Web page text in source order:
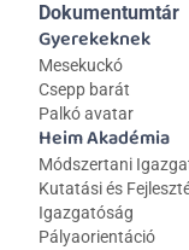
Gyerekeknek
Mesekuckó
Csepp barát
Palkó avatar
Heim Akadémia
Módszertani
Kutatási és
Igazgatóság
Pályaorientáció
Dokumentumtár